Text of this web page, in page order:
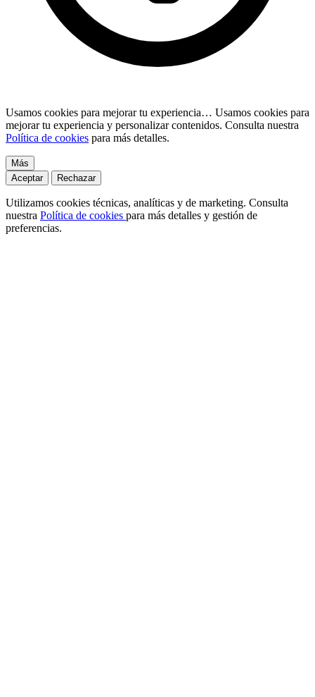
Usamos cookies para mejorar tu experiencia… Usamos cookies para
mejorar tu experiencia y personalizar contenidos. Consulta nuestra
Política de cookies para más detalles.
Más
Aceptar
Rechazar
Utilizamos cookies técnicas, analíticas y de marketing. Consulta
nuestra Política de cookies para más detalles y gestión de
preferencias.